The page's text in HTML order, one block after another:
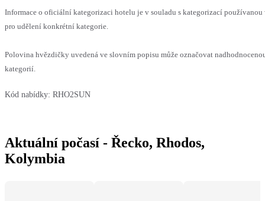
Informace o oficiální kategorizaci hotelu je v souladu s kategorizací
pro udělení konkrétní kategorie.
Polovina hvězdičky uvedená ve slovním popisu může označovat
kategorií.
Kód nabídky: RHO2SUN
Aktuální počasí - Řecko, Rhodos,
Kolymbia